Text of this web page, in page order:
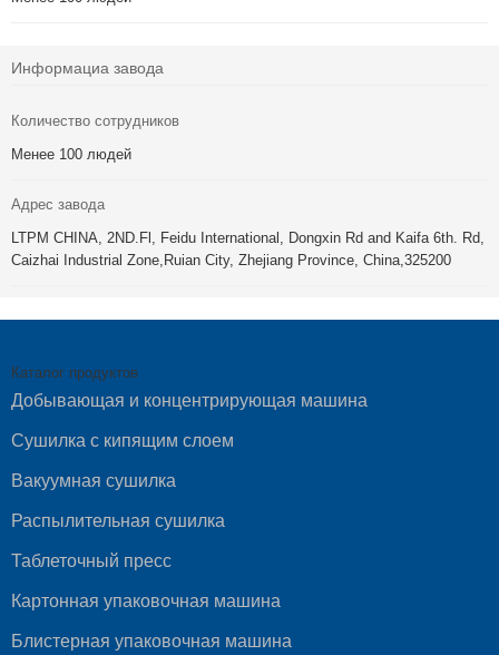
Информациа завода
Количество сотрудников
Менее 100 людей
Адрес завода
LTPM CHINA, 2ND.Fl, Feidu International, Dongxin Rd and Kaifa 6th. Rd,
Caizhai Industrial Zone,Ruian City, Zhejiang Province, China,325200
Каталог продуктов
Добывающая и концентрирующая машина
Сушилка с кипящим слоем
Вакуумная сушилка
Распылительная сушилка
Таблеточный пресс
Картонная упаковочная машина
Блистерная упаковочная машина